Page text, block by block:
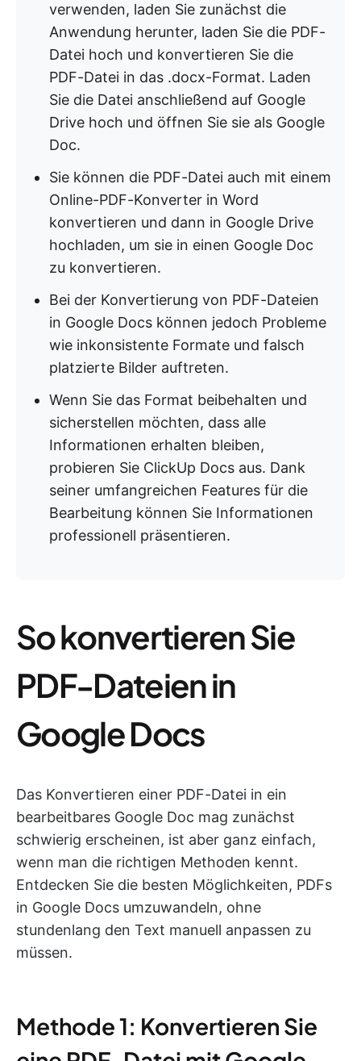
verwenden, laden Sie zunächst die
Anwendung herunter, laden Sie die PDF-
Datei hoch und konvertieren Sie die
PDF-Datei in das .docx-Format. Laden
Sie die Datei anschließend auf Google
Drive hoch und öffnen Sie sie als Google
Doc.
Sie können die PDF-Datei auch mit einem
Online-PDF-Konverter in Word
konvertieren und dann in Google Drive
hochladen, um sie in einen Google Doc
zu konvertieren.
Bei der Konvertierung von PDF-Dateien
in Google Docs können jedoch Probleme
wie inkonsistente Formate und falsch
platzierte Bilder auftreten.
Wenn Sie das Format beibehalten und
sicherstellen möchten, dass alle
Informationen erhalten bleiben,
probieren Sie ClickUp Docs aus. Dank
seiner umfangreichen Features für die
Bearbeitung können Sie Informationen
professionell präsentieren.
So konvertieren Sie
PDF-Dateien in
Google Docs
Das Konvertieren einer PDF-Datei in ein
bearbeitbares Google Doc mag zunächst
schwierig erscheinen, ist aber ganz einfach,
wenn man die richtigen Methoden kennt.
Entdecken Sie die besten Möglichkeiten, PDFs
in Google Docs umzuwandeln, ohne
stundenlang den Text manuell anpassen zu
müssen.
Methode 1: Konvertieren Sie